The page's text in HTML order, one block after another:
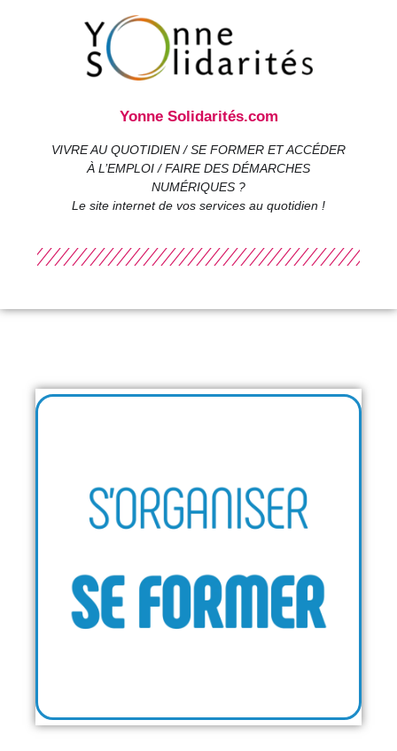
Yonne Solidarités.com
VIVRE AU QUOTIDIEN / SE FORMER ET ACCÉDER
À L’EMPLOI / FAIRE DES DÉMARCHES
NUMÉRIQUES ?
Le site internet de vos services au quotidien !